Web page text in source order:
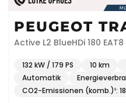
PEUGEOT
Active L2 BlueHDi 180
132 kW / 179 PS 10 km
Automatik
CO2-Emissionen (komb.)¹: